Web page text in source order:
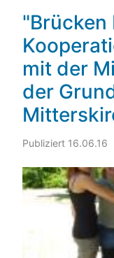
"Brücken
mit der
der
Publiziert 16.06.16